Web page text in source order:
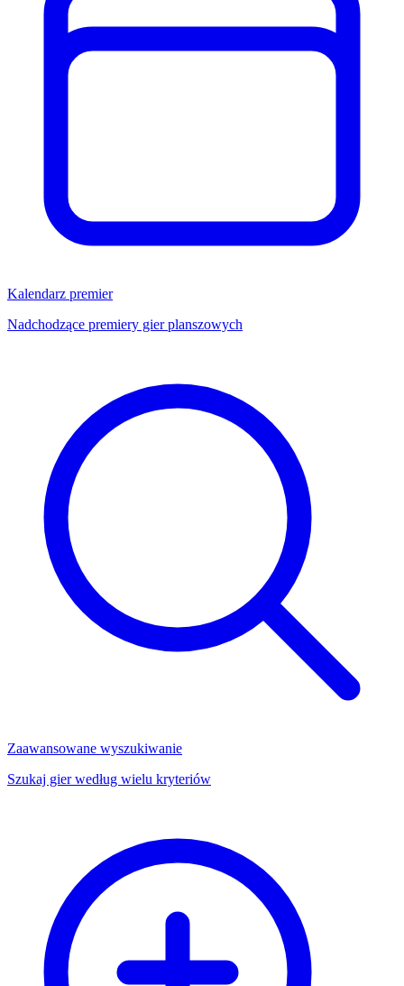
Kalendarz premier
Nadchodzące premiery gier planszowych
Zaawansowane wyszukiwanie
Szukaj gier według wielu kryteriów